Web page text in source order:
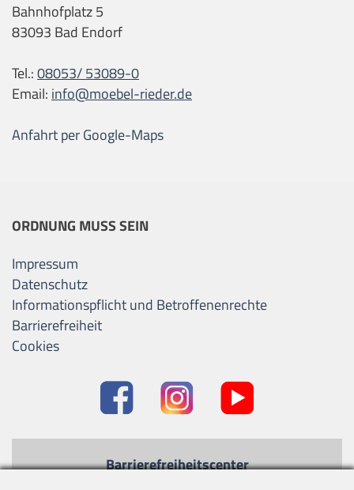
Bahnhofplatz 5
83093 Bad Endorf
Tel.:08053/ 53089-0
Email: info@moebel-rieder.de
Anfahrt per Google-Maps
ORDNUNG MUSS SEIN
Impressum
Datenschutz
Informationspflicht und Betroffenenrechte
Barrierefreiheit
Cookies
Barrierefreiheitscenter